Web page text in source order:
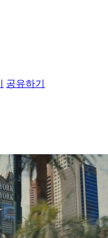
공유하기